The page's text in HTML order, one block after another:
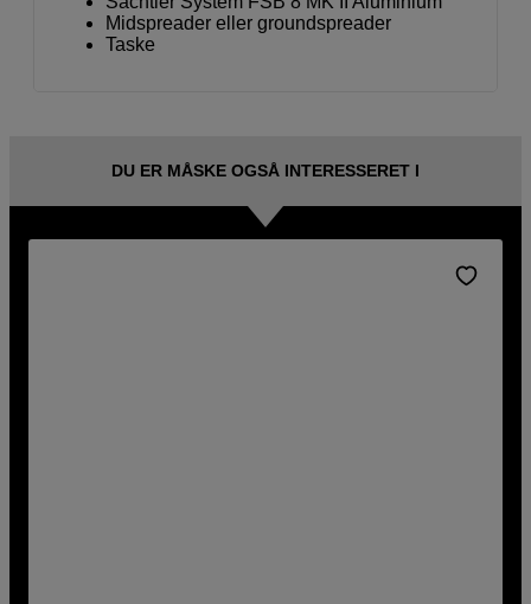
Midspreader eller groundspreader
Taske
DU ER MÅSKE OGSÅ INTERESSERET I